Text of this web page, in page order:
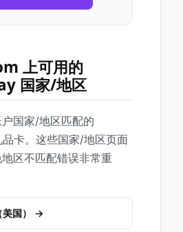
上可用的
国家/地区
国家/地区匹配的
卡。这些国家/地区页面
区不匹配错误非常重
国） →